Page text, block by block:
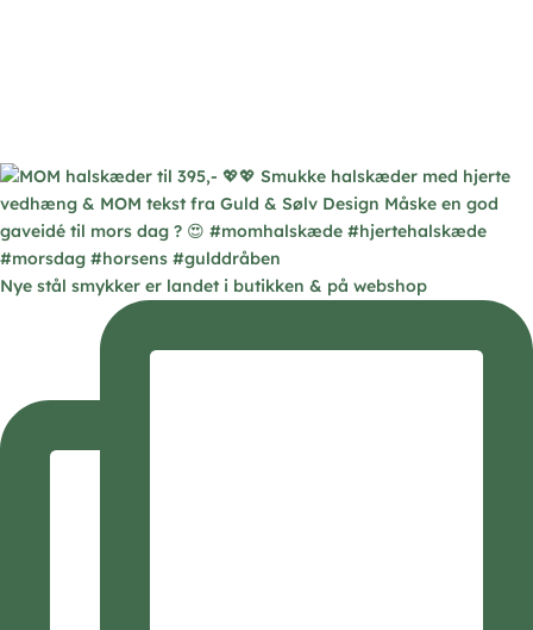
Nye stål smykker er landet i butikken & på webshop